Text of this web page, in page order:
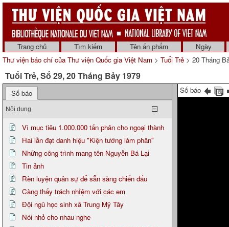
Trang chủ Tìm kiếm Tên ấn phẩm
Ngày
Thư viện báo chí của Thư viện Quốc gia Việt Nam > Tuổi Trẻ > 20 Tháng
Tuổi Trẻ, Số 29, 20 Tháng Bảy 1979
Số báo
Nội dung
Vì mục tiêu 1.000.000 tấn phân cho ngoại thành
Hai lần đạt danh hiệu "Kiện tướng làm phân"
Những công trình mang tên Nguyễn Bá Lại
Tin ảnh
Rèn luyện quân sự để sẵn sàng chiến đấu
Càng thấy trách nhỉệm với các em
Đội ngũ học sinh xã Trung Mỹ Tây
Nói nhỏ cho nhau nghe
Số báo